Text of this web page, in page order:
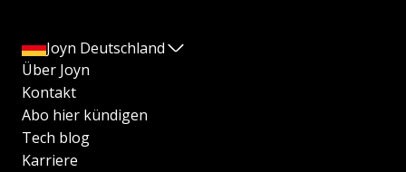
Joyn Deutschland
Über Joyn
Kontakt
Abo hier kündigen
Tech blog
Karriere